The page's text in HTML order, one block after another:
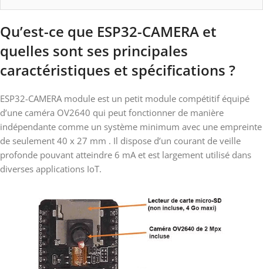
Qu’est-ce que ESP32-CAMERA et
quelles sont ses principales
caractéristiques et spécifications ?
ESP32-CAMERA module est un petit module compétitif équipé
d’une caméra OV2640 qui peut fonctionner de manière
indépendante comme un système minimum avec une empreinte
de seulement 40 x 27 mm . Il dispose d’un courant de veille
profonde pouvant atteindre 6 mA et est largement utilisé dans
diverses applications IoT.